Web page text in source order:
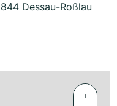
Dessau-Roßlau
+